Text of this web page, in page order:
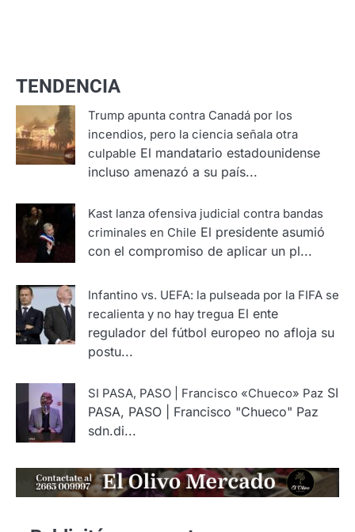
TENDENCIA
Trump apunta contra Canadá por los
incendios, pero la ciencia señala otra
culpable El mandatario estadounidense
incluso amenazó a su país...
Kast lanza ofensiva judicial contra bandas
criminales en Chile El presidente asumió
con el compromiso de aplicar un pl...
Infantino vs. UEFA: la pulseada por la FIFA se
recalienta y no hay tregua El ente
regulador del fútbol europeo no afloja su
postu...
SI PASA, PASO | Francisco «Chueco» Paz SI
PASA, PASO | Francisco "Chueco" Paz
sdn.di...